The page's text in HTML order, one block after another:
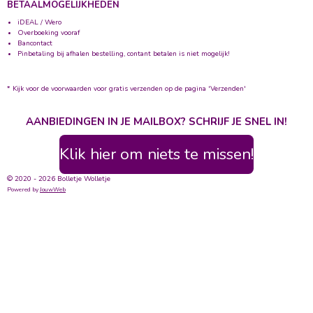
BETAALMOGELIJKHEDEN
iDEAL / Wero
Overboeking vooraf
Bancontact
Pinbetaling bij afhalen bestelling, contant betalen is niet mogelijk!
* Kijk voor de voorwaarden voor gratis verzenden op de pagina 'Verzenden'
AANBIEDINGEN IN JE MAILBOX? SCHRIJF JE SNEL IN!
Klik hier om niets te missen!
© 2020 - 2026 Bolletje Wolletje
Powered byJouwWeb